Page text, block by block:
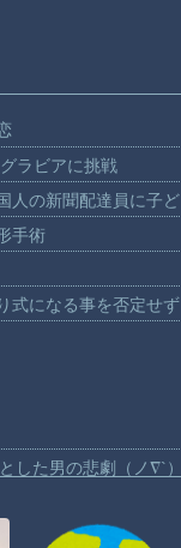
ラビアに挑戦
の新聞配達員に子ど
手術
式になる事を否定せ
した男の悲劇（ノ∇`
ムチ」あと3つは？